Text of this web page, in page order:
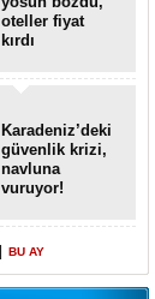
oteller fiyat
kırdı
Karadeniz’deki
güvenlik krizi,
navluna
vuruyor!
BU AY